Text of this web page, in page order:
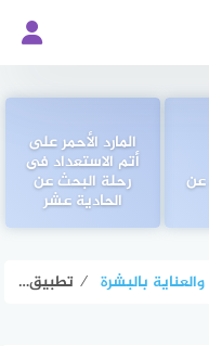
عن
المارد الأحمر على
أتم الاستعداد فى
رحلة البحث عن
الحادية عشر
بالبشرة ⁄ تطبيق العناية بالبشرة بعد الدرما بن—تيسير فهمى